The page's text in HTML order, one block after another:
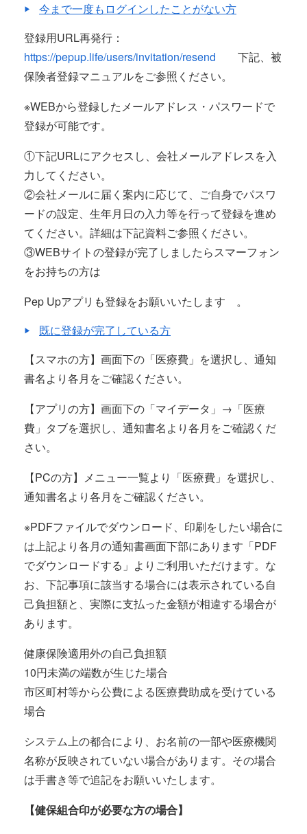
今まで一度もログインしたことがない方
登録用URL再発行：
https://pepup.life/users/invitation/resend 下記、被
保険者登録マニュアルをご参照ください。
※WEBから登録したメールアドレス・パスワードで
登録が可能です。
①下記URLにアクセスし、会社メールアドレスを入
力してください。
②会社メールに届く案内に応じて、ご自身でパスワ
ードの設定、生年月日の入力等を行って登録を進め
てください。詳細は下記資料ご参照ください。
③WEBサイトの登録が完了しましたらスマーフォン
をお持ちの方は
Pep Upアプリも登録をお願いいたします 。
既に登録が完了している方
【スマホの方】画面下の「医療費」を選択し、通知
書名より各月をご確認ください。
【アプリの方】画面下の「マイデータ」→「医療
費」タブを選択し、通知書名より各月をご確認くだ
さい。
【PCの方】メニュー一覧より「医療費」を選択し、
通知書名より各月をご確認ください。
※PDFファイルでダウンロード、印刷をしたい場合に
は上記より各月の通知書画面下部にあります「PDF
でダウンロードする」よりご利用いただけます。な
お、下記事項に該当する場合には表示されている自
己負担額と、実際に支払った金額が相違する場合が
あります。
健康保険適用外の自己負担額
10円未満の端数が生じた場合
市区町村等から公費による医療費助成を受けている
場合
システム上の都合により、お名前の一部や医療機関
名称が反映されていない場合があります。その場合
は手書き等で追記をお願いいたします。
【健保組合印が必要な方の場合】